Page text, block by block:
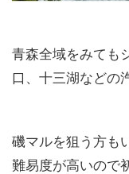
青森全域をみても
口、十三湖などの
磯マルを狙う方も
難易度が高いので